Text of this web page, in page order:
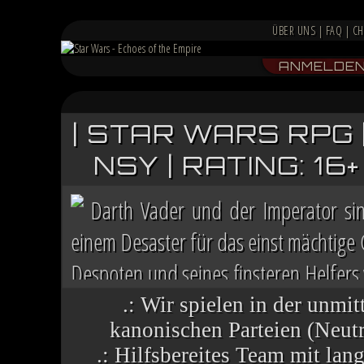
ÜBER UNS | FAQ |
| STAR WARS
NSY | RATING:
Darth Vader und der Imperator
einem Desaster für das einst
Despoten und seines finsteren
Chaos herrscht auf vielen Welten,
.: Wir spielen in der
kanonischen Parteien
.: Hilfsbereites Team mit